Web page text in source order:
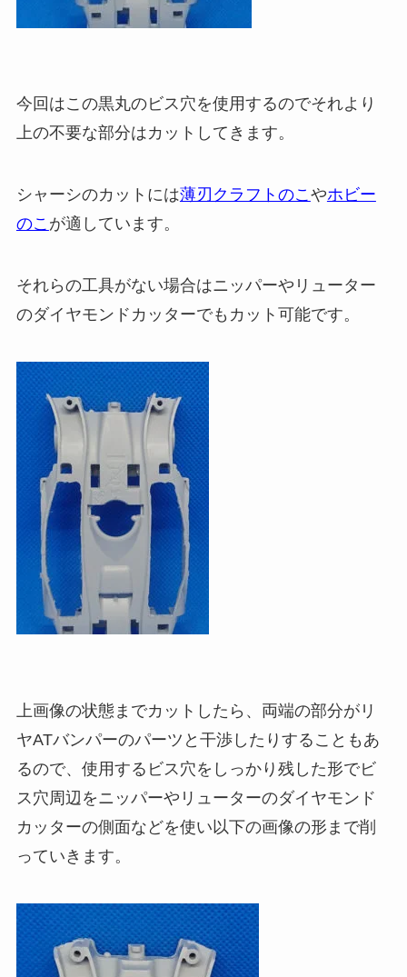
今回はこの黒丸のビス穴を使用するのでそれより
上の不要な部分はカットしてきます。
シャーシのカットには薄刃クラフトのこやホビー
のこ が適しています。
それらの工具がない場合はニッパーや リューター
のダイヤモンドカッターでもカット可能です。
上画像の状態までカットしたら、両端の部分がリ
ヤATバンパーのパーツと干渉したりすることもあ
るので、使用するビス穴をしっかり残した形でビ
ス穴周辺をニッパーや リューターのダイヤモンド
カッターの側面などを使い以下の画像の形まで削
っていきます。